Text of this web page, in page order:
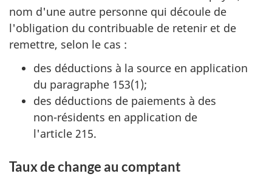
nom d'une autre personne qui découle de
l'obligation du contribuable de retenir et de
remettre, selon le cas :
des déductions à la source en application
du paragraphe 153(1);
des déductions de paiements à des
non-résidents en application de
l'article 215.
Taux de change au comptant